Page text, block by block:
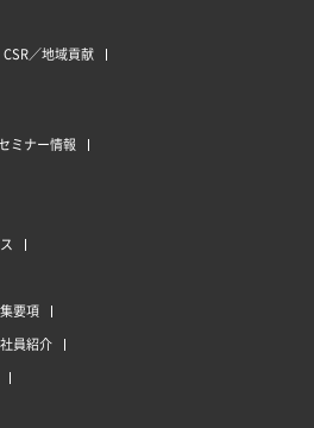
CSR／地域貢献
ミナー情報
要項
員紹介